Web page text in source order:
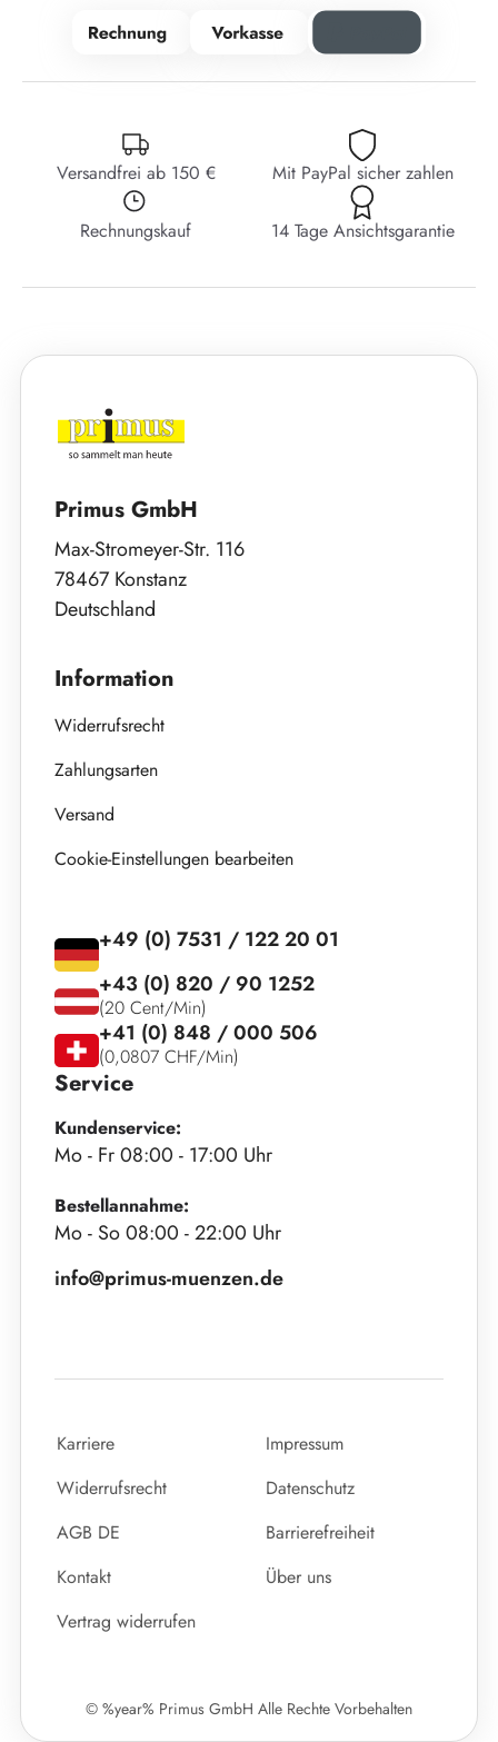
Versandfrei ab 150 € Mit PayPal sicher zahlen
Rechnungskauf 14 Tage Ansichtsgarantie
Primus GmbH
Max-Stromeyer-Str. 116
78467 Konstanz
Deutschland
Information
Widerrufsrecht
Zahlungsarten
Versand
Cookie-Einstellungen bearbeiten
Service
Kundenservice:
Mo - Fr 08:00 - 17:00 Uhr
Bestellannahme:
Mo - So 08:00 - 22:00 Uhr
info@primus-muenzen.de
+49 (0) 7531 / 122 20 01
+43 (0) 820 / 90 1252
(20 Cent/Min)
+41 (0) 848 / 000 506
(0,0807 CHF/Min)
Karriere
Impressum
Widerrufsrecht
Datenschutz
AGB DE
Barrierefreiheit
Kontakt
Über uns
Vertrag widerrufen
© %year% Primus GmbH Alle Rechte Vorbehalten